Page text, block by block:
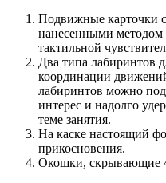
Подвижные карточки
нанесенными методом
тактильной
Два типа лабиринтов
координации
лабиринтов можно
интерес и надолго
теме занятия.
На каске настоящий
прикосновения.
Окошки, скрывающие 4